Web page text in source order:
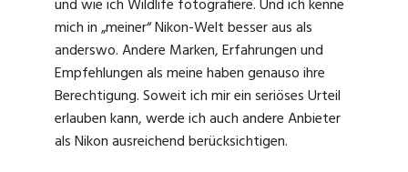
und wie ich Wildlife fotografiere. Und ich kenne
mich in „meiner“ Nikon-Welt besser aus als
anderswo. Andere Marken, Erfahrungen und
Empfehlungen als meine haben genauso ihre
Berechtigung. Soweit ich mir ein seriöses Urteil
erlauben kann, werde ich auch andere Anbieter
als Nikon ausreichend berücksichtigen.